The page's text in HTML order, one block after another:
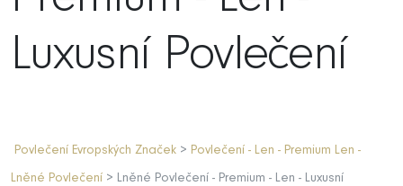
Luxusní Povlečení
Povlečení Evropských Značek > Povlečení - Len - Premium Len -
Lněné Povlečení > Lněné Povlečení - Premium - Len - Luxusní